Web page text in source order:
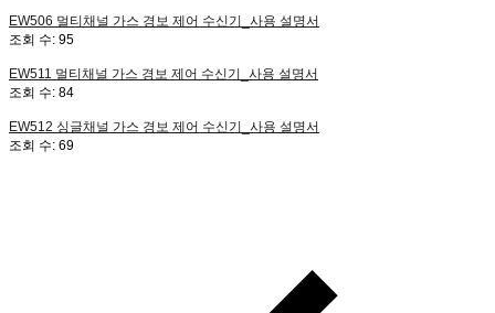
EW506멀티채널 가스 경보 제어 수신기_사용 설명서
조회 수: 95
EW511멀티채널 가스 경보 제어 수신기_사용 설명서
조회 수: 84
EW512싱글채널 가스 경보 제어 수신기_사용 설명서
조회 수: 69